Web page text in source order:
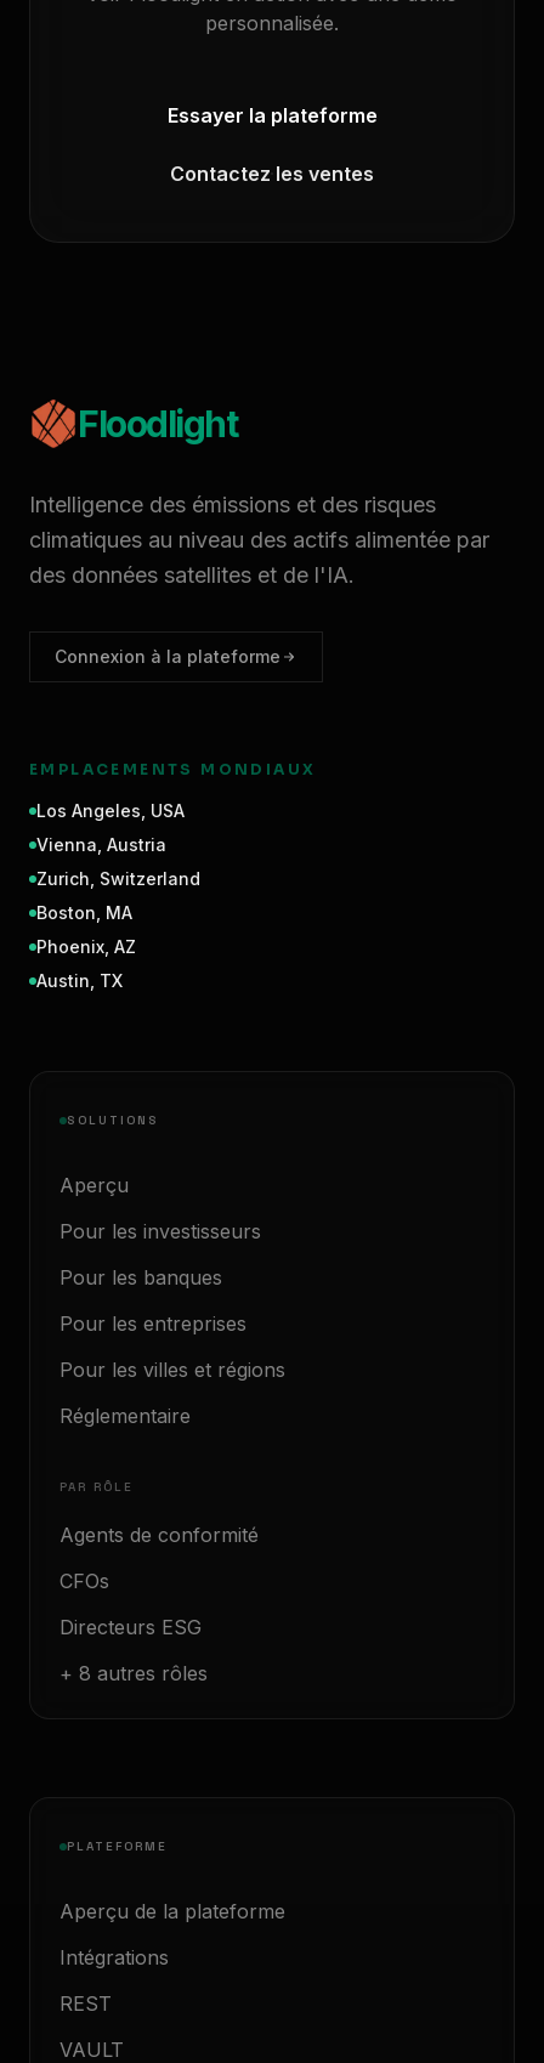
personnalisée.
Essayer la plateforme
Contactez les ventes
Floodlight
Intelligence des émissions et des risques
climatiques au niveau des actifs alimentée par
des données satellites et de l'IA.
Connexion à la plateforme
EMPLACEMENTS MONDIAUX
Los Angeles USA
Vienna Austria
Zurich Switzerland
Boston MA
Phoenix AZ
Austin TX
SOLUTIONS
Aperçu
Pour les investisseurs
Pour les banques
Pour les entreprises
Pour les villes et régions
Réglementaire
PAR RÔLE
Agents de conformité
CFOs
Directeurs ESG
+ 8 autres rôles
PLATEFORME
Aperçu de la plateforme
Intégrations
REST
VAULT